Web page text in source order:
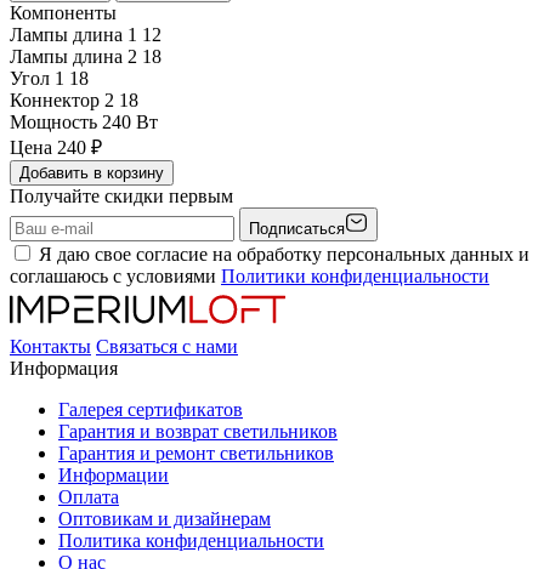
Компоненты
Лампы длина 1 12
Лампы длина 2 18
Угол 1 18
Коннектор 2 18
Мощность 240 Вт
Цена 240 ₽
Добавить в корзину
Получайте скидки первым
Подписаться
Я даю свое согласие на обработку персональных данных и
соглашаюсь с условиями Политики конфиденциальности
Контакты Связаться с нами
Информация
Галерея сертификатов
Гарантия и возврат светильников
Гарантия и ремонт светильников
Информации
Оплата
Оптовикам и дизайнерам
Политика конфиденциальности
О нас